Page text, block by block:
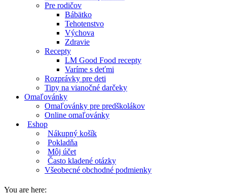
Pre rodičov
Bábätko
Tehotenstvo
Výchova
Zdravie
Recepty
LM Good Food recepty
Varíme s deťmi
Rozprávky pre deti
Tipy na vianočné darčeky
Omaľovánky
Omaľovánky pre predškolákov
Online omaľovánky
Eshop
Nákupný košík
Pokladňa
Môj účet
Často kladené otázky
Všeobecné obchodné podmienky
You are here: